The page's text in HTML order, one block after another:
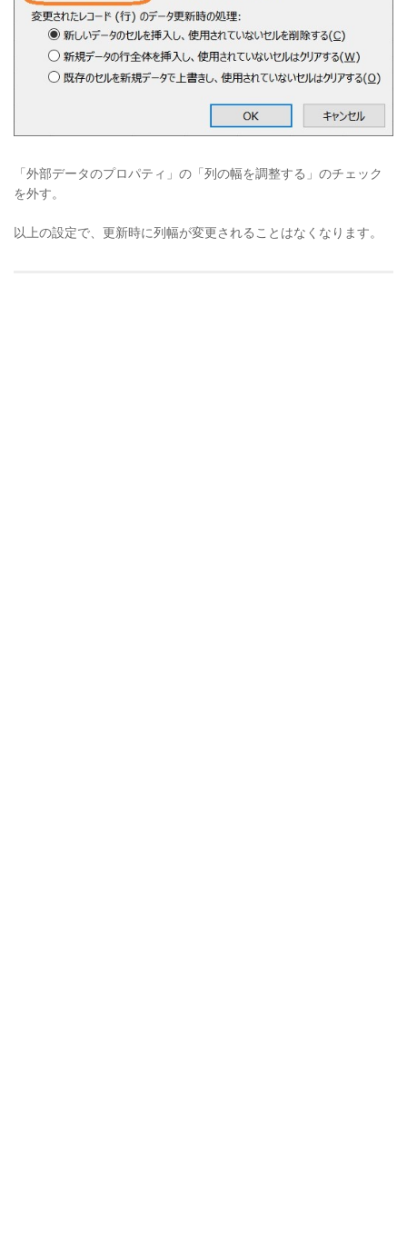
「外部データのプロパティ」の「列の幅を調整する」のチェック
を外す。
以上の設定で、更新時に列幅が変更されることはなくなります。